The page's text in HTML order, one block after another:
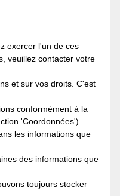
exercer l'un de ces
veuillez contacter votre
et sur vos droits. C'est
conformément à la
'Coordonnées').
les informations que
des informations que
toujours stocker